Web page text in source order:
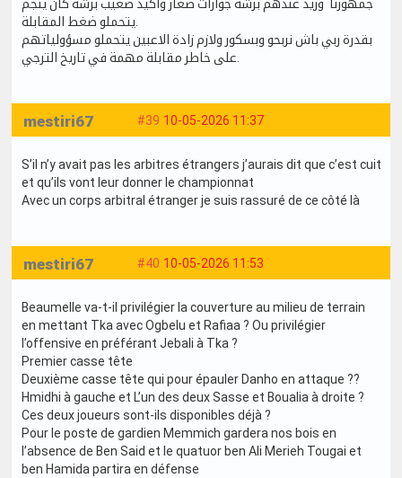
جمهورنا وزيد عندهم برشة جوارات صغار واكيد صعيب برشة كان ينجم
بقدرة ربي باش نربحو وبسكور ولازم زادة الاعبين يتحملو مسؤولياتهم
#39 10-05-2026 11:37
mestiri67
S’il n’y avait pas les arbitres étrangers j’aurais dit que c’est cuit
et qu’ils vont leur donner le championnat
Avec un corps arbitral étranger je suis rassuré de ce côté là
#40 10-05-2026 11:53
mestiri67
Beaumelle va-t-il privilégier la couverture au milieu de terrain
en mettant Tka avec Ogbelu et Rafiaa ? Ou privilégier
l’offensive en préférant Jebali à Tka ?
Premier casse tête
Deuxième casse tête qui pour épauler Danho en attaque ??
Hmidhi à gauche et L’un des deux Sasse et Boualia à droite ?
Ces deux joueurs sont-ils disponibles déjà ?
Pour le poste de gardien Memmich gardera nos bois en
l’absence de Ben Said et le quatuor ben Ali Merieh Tougai et
ben Hamida partira en défense